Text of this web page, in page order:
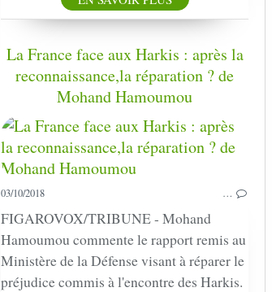
La France face aux Harkis : après la
reconnaissance,la réparation ? de
Mohand Hamoumou
03/10/2018 …
FIGAROVOX/TRIBUNE - Mohand
Hamoumou commente le rapport remis au
Ministère de la Défense visant à réparer le
préjudice commis à l'encontre des Harkis.